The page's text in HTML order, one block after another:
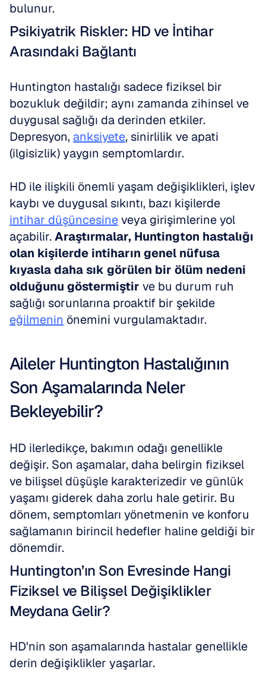
bulunur.
Psikiyatrik Riskler: HD ve İntihar
Arasındaki Bağlantı
Huntington hastalığı sadece fiziksel bir
bozukluk değildir; aynı zamanda zihinsel ve
duygusal sağlığı da derinden etkiler.
Depresyon, anksiyete, sinirlilik ve apati
(ilgisizlik) yaygın semptomlardır.
HD ile ilişkili önemli yaşam değişiklikleri, işlev
intihar düşüncesine veya girişimlerine yol
açabilir. Araştırmalar, Huntington hastalığı
olan kişilerde intiharın genel nüfusa
kıyasla daha sık görülen bir ölüm nedeni
olduğunu göstermiştir ve bu durum ruh
eğilmenin önemini vurgulamaktadır.
Aileler Huntington Hastalığının
Son Aşamalarında Neler
Bekleyebilir?
HD ilerledikçe, bakımın odağı genellikle
değişir. Son aşamalar, daha belirgin fiziksel
ve bilişsel düşüşle karakterizedir ve günlük
yaşamı giderek daha zorlu hale getirir. Bu
dönem, semptomları yönetmenin ve konforu
sağlamanın birincil hedefler haline geldiği bir
dönemdir.
Huntington’ın Son Evresinde Hangi
Fiziksel ve Bilişsel Değişiklikler
Meydana Gelir?
HD'nin son aşamalarında hastalar genellikle
derin değişiklikler yaşarlar.